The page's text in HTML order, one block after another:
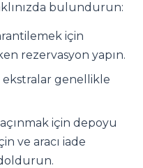
bulundurun:
için
rezervasyon yapın.
ekstralar genellikle
için depoyu
ve aracı iade